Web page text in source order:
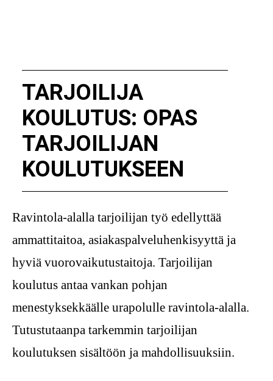
TARJOILIJA
KOULUTUS: OPAS
TARJOILIJAN
KOULUTUKSEEN
Ravintola-alalla tarjoilijan työ edellyttää
ammattitaitoa, asiakaspalveluhenkisyyttä ja
hyviä vuorovaikutustaitoja. Tarjoilijan
koulutus antaa vankan pohjan
menestyksekkäälle urapolulle ravintola-alalla.
Tutustutaanpa tarkemmin tarjoilijan
koulutuksen sisältöön ja mahdollisuuksiin.